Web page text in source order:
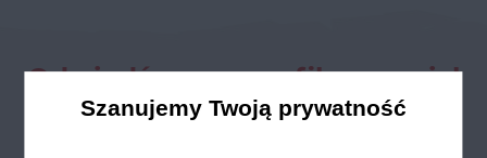
Odwiedź nasze profile w social
mediach
Szanujemy Twoją prywatność